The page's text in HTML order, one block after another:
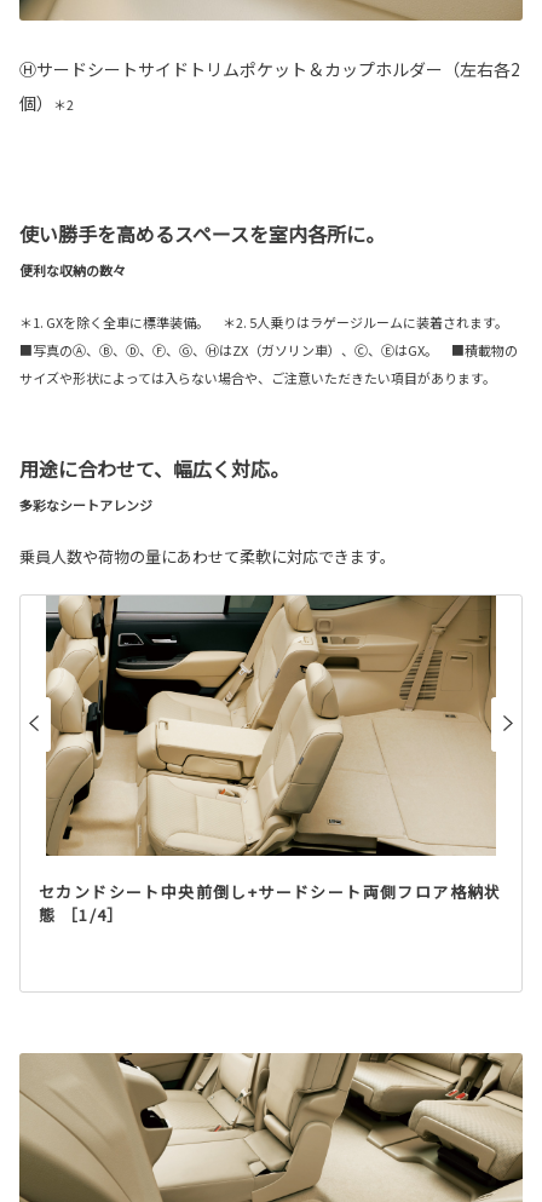
Ⓗサードシートサイドトリムポケット＆カップホルダー（左右各2
個）
＊2
使い勝手を高めるスペースを室内各所に。
便利な収納の数々
＊1. GXを除く全車に標準装備。 ＊2. 5人乗りはラゲージルームに装着されます。
■写真のⒶ、Ⓑ、Ⓓ、Ⓕ、Ⓖ、ⒽはZX（ガソリン車）、Ⓒ、ⒺはGX。 ■積載物の
サイズや形状によっては入らない場合や、ご注意いただきたい項目があります。
用途に合わせて、幅広く対応。
多彩なシートアレンジ
乗員人数や荷物の量にあわせて柔軟に対応できます。
セカンドシート中央前倒し+サードシート両側フロア格納状
態 ［1/4］